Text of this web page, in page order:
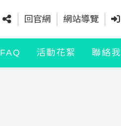
回官網 網站導覽
FAQ 活動花絮 聯絡